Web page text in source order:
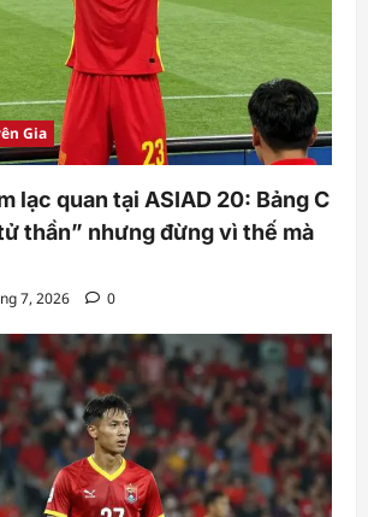
Gia
lạc quan tại ASIAD 20: Bảng C
thần” nhưng đừng vì thế mà
7, 2026 0